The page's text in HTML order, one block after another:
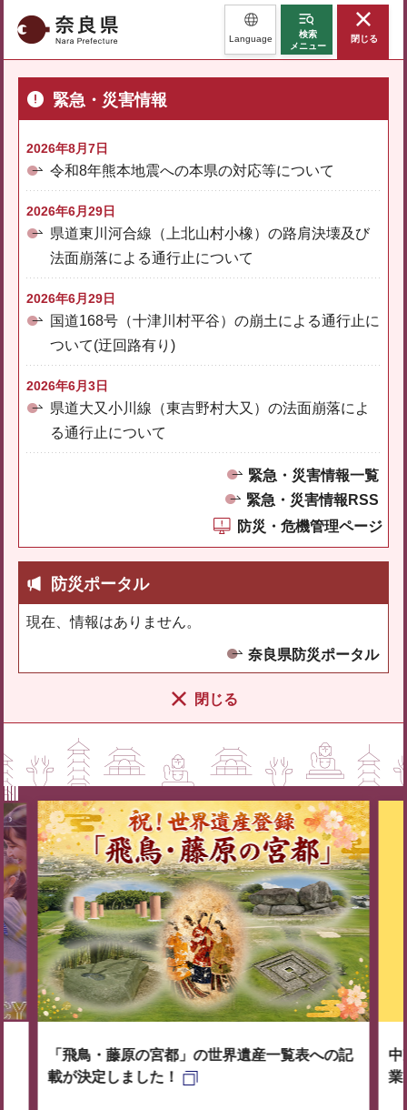
奈良県 Language
検索
メニュー
閉じる
緊急・災害情報
2026年8月7日
令和8年熊本地震への本県の対応等について
2026年6月29日
県道東川河合線（上北山村小橡）の路肩決壊及び
法面崩落による通行止について
2026年6月29日
国道168号（十津川村平谷）の崩土による通行止に
ついて(迂回路有り)
2026年6月3日
県道大又小川線（東吉野村大又）の法面崩落によ
る通行止について
緊急・災害情報一覧
緊急・災害情報RSS
防災・危機管理ページ
防災ポータル
現在、情報はありません。
奈良県防災ポータル
閉じる
「飛鳥・藤原の宮都」の世界遺産一覧表への記
載が決定しました！
中
業